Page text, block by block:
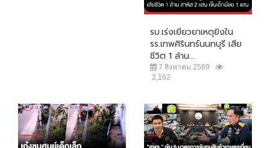
รบ.เร่งเยียวยาเหตุยิงใน
รร.เทพศิรินทร์นนทบุรี เสีย
ชีวิต 1 ล้าน...
7 สิงหาคม 2569
2,162